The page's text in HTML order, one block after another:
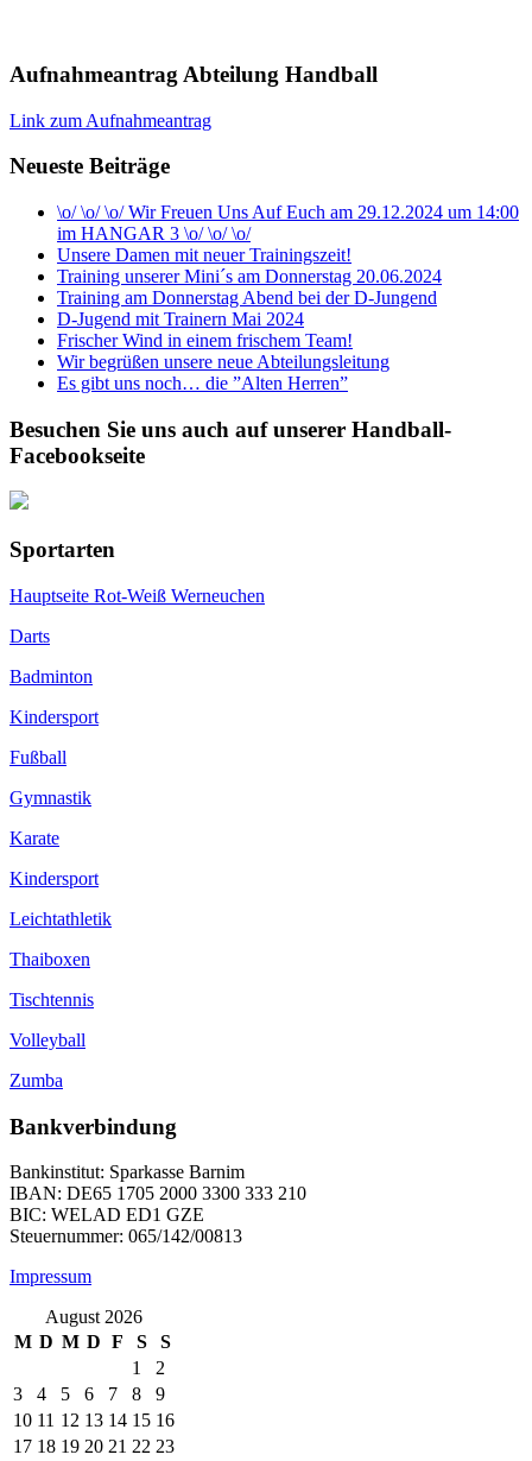
Aufnahmeantrag Abteilung Handball
Link zum Aufnahmeantrag
Neueste Beiträge
\o/ \o/ \o/ Wir Freuen Uns Auf Euch am 29.12.2024 um 14:00
im HANGAR 3 \o/ \o/ \o/
Unsere Damen mit neuer Trainingszeit!
Training unserer Mini´s am Donnerstag 20.06.2024
Training am Donnerstag Abend bei der D-Jungend
D-Jugend mit Trainern Mai 2024
Frischer Wind in einem frischem Team!
Wir begrüßen unsere neue Abteilungsleitung
Es gibt uns noch… die ”Alten Herren”
Besuchen Sie uns auch auf unserer Handball-
Facebookseite
Sportarten
Hauptseite Rot-Weiß Werneuchen
Darts
Badminton
Kindersport
Fußball
Gymnastik
Karate
Kindersport
Leichtathletik
Thaiboxen
Tischtennis
Volleyball
Zumba
Bankverbindung
Bankinstitut: Sparkasse Barnim
IBAN: DE65 1705 2000 3300 333 210
BIC: WELAD ED1 GZE
Steuernummer: 065/142/00813
Impressum
August 2026
M D M D F S
S
1
2
3
4 5 6 7 8
9
10 11 12 13 14 15 16
17 18 19 20 21 22 23